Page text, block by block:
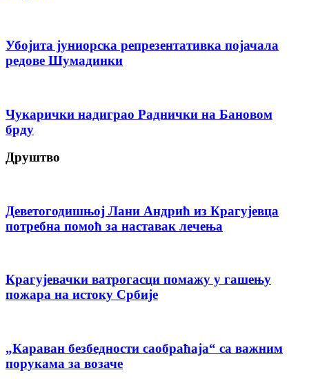
Убојита јуниорска репрезентативка појачала
редове Шумадинки
Чукарички надиграо Раднички на Бановом
брду
Друштво
Деветогодишњој Лани Андрић из Крагујевца
потребна помоћ за наставак лечења
Крагујевачки ватрогасци помажу у гашењу
пожара на истоку Србије
„Караван безбедности саобраћаја“ са важним
порукама за возаче